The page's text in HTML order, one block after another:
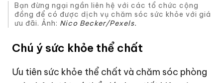
Bạn đừng ngại ngần liên hệ với các tổ chức cộng
đồng để có được dịch vụ chăm sóc sức khỏe với giá
ưu đãi. Ảnh: Nico Becker/Pexels.
Chú ý sức khỏe thể chất
Ưu tiên sức khỏe thể chất và chăm sóc phòng